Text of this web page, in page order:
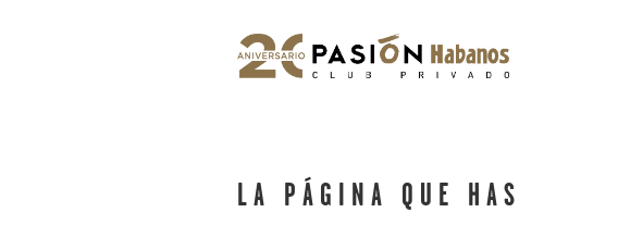
LA PÁGINA QUE HAS